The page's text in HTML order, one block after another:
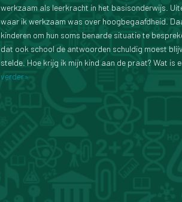
werkzaam als leerkracht in het basisonderwijs.
waar ik werkzaam was over hoogbegaafdheid.
kinderen om hun soms benarde situatie te
dat ook school de antwoorden schuldig moest
stelde. Hoe krijg ik mijn kind aan de praat? Wat
verder»